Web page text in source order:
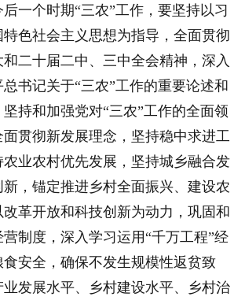
一个时期“三农”工作，要坚持以习
色社会主义思想为指导，全面贯彻
二十届二中、三中全会精神，深入
书记关于“三农”工作的重要论述和
持和加强党对“三农”工作的全面领
贯彻新发展理念，坚持稳中求进工
业农村优先发展，坚持城乡融合发
，锚定推进乡村全面振兴、建设农
革开放和科技创新为动力，巩固和
制度，深入学习运用“千万工程”经
安全，确保不发生规模性返贫致
发展水平、乡村建设水平、乡村治